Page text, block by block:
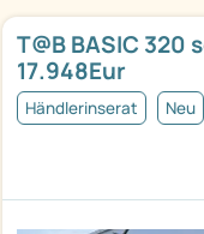
T@B BASIC
17.948Eur
Händlerinserat Neu